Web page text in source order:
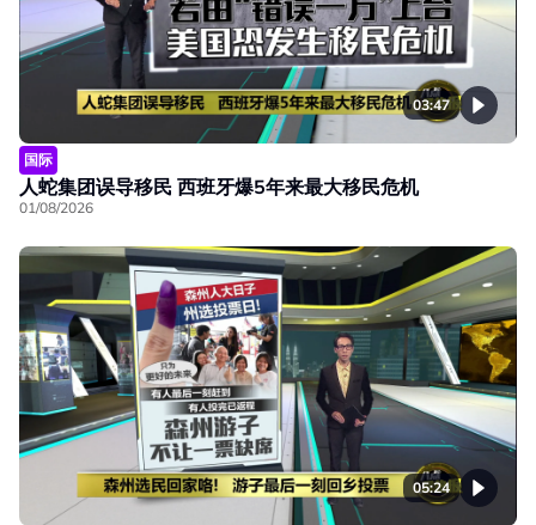
03:47
国际
人蛇集团误导移民 西班牙爆5年来最大移民危机
01/08/2026
05:24